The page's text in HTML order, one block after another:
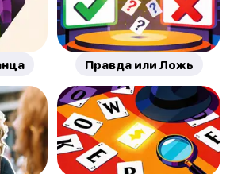
Правда или Ложь